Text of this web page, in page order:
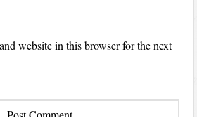
website in this browser for the next